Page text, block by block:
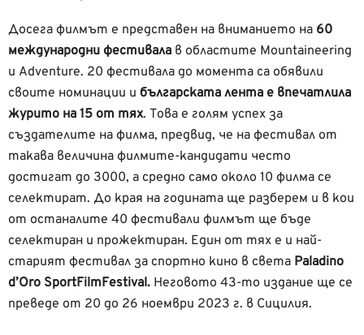
Досега филмът е представен на вниманието на 60
международни фестивала в областите Mountaineering
и Adventure. 20 фестивала до момента са обявили
своите номинации и българската лента е впечатлила
журито на 15 от тях. Това е голям успех за
създателите на филма, предвид, че на фестивал от
такава величина филмите-кандидати често
достигат до 3000, а средно само около 10 филма се
селектират. До края на годината ще разберем и в кои
от останалите 40 фестивали филмът ще бъде
селектиран и прожектиран. Eдин от тях е и най-
старият фестивал за спортно кино в света Paladino
d’Oro SportFilmFestival. Неговото 43-то издание ще се
преведе от 20 до 26 ноември 2023 г. в Сицилия.